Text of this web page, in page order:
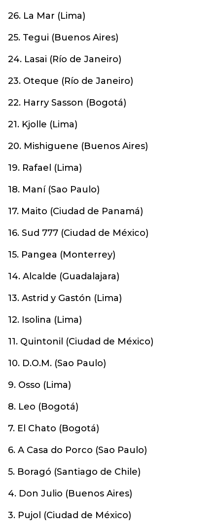
26. La Mar (Lima)
25. Tegui (Buenos Aires)
24. Lasai (Río de Janeiro)
23. Oteque (Río de Janeiro)
22. Harry Sasson (Bogotá)
21. Kjolle (Lima)
20. Mishiguene (Buenos Aires)
19. Rafael (Lima)
18. Maní (Sao Paulo)
17. Maito (Ciudad de Panamá)
16. Sud 777 (Ciudad de México)
15. Pangea (Monterrey)
14. Alcalde (Guadalajara)
13. Astrid y Gastón (Lima)
12. Isolina (Lima)
11. Quintonil (Ciudad de México)
10. D.O.M. (Sao Paulo)
9. Osso (Lima)
8. Leo (Bogotá)
7. El Chato (Bogotá)
6. A Casa do Porco (Sao Paulo)
5. Boragó (Santiago de Chile)
4. Don Julio (Buenos Aires)
3. Pujol (Ciudad de México)